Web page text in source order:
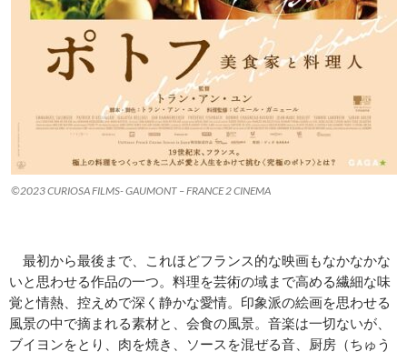
©2023 CURIOSA FILMS- GAUMONT – FRANCE 2 CINEMA
最初から最後まで、これほどフランス的な映画もなかなかな
いと思わせる作品の一つ。料理を芸術の域まで高める繊細な味
覚と情熱、控えめで深く静かな愛情。印象派の絵画を思わせる
風景の中で摘まれる素材と、会食の風景。音楽は一切ないが、
ブイヨンをとり、肉を焼き、ソースを混ぜる音、厨房（ちゅう